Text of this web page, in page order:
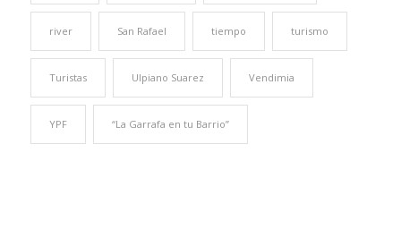
river San Rafael tiempo turismo
Turistas Ulpiano Suarez Vendimia
YPF “La Garrafa en tu Barrio”